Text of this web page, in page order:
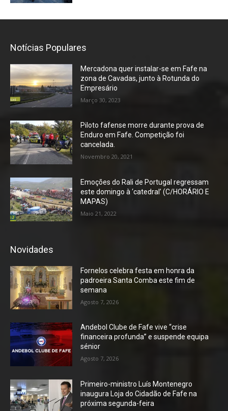
Notícias Populares
Mercadona quer instalar-se em Fafe na
zona de Cavadas, junto à Rotunda do
Empresário
Março 30, 2023
Piloto fafense morre durante prova de
Enduro em Fafe. Competição foi
cancelada.
Novembro 20, 2021
Emoções do Rali de Portugal regressam
este domingo à ‘catedral’ (C/HORÁRIO E
MAPAS)
Maio 21, 2022
Novidades
Fornelos celebra festa em honra da
padroeira Santa Comba este fim de
semana
Agosto 7, 2026
Andebol Clube de Fafe vive “crise
financeira profunda” e suspende equipa
sénior
Agosto 7, 2026
Primeiro-ministro Luís Montenegro
inaugura Loja do Cidadão de Fafe na
próxima segunda-feira